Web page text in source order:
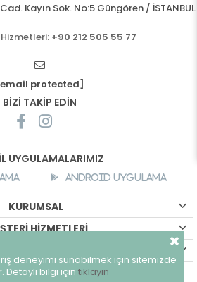
Kayın Sok. No:5 Güngören / İSTANBUL
+90 212 505 55 77
protected]
BİZİ TAKİP EDİN
UYGULAMALARIMIZ
Android Uygulama
KURUMSAL
HİZMETLERİ
- Tüm hakları saklıdır.
deneyimi sunabilmek için sitemizde
Detaylı bilgi için tıklayın